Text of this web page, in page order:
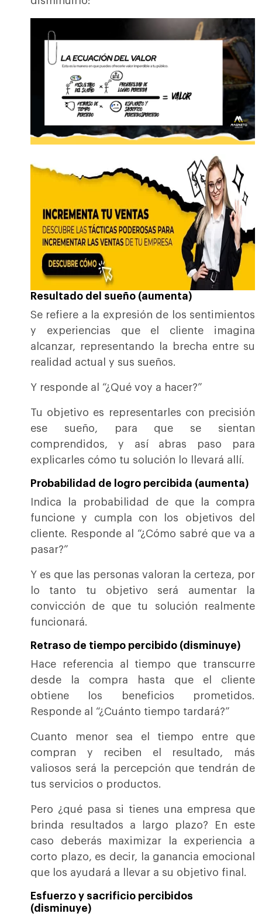
Resultado del sueño (aumenta)
Se refiere a la expresión de los sentimientos
y experiencias que el cliente imagina
alcanzar, representando la brecha entre su
realidad actual y sus sueños.
Y responde al “¿Qué voy a hacer?”
Tu objetivo es representarles con precisión
ese sueño, para que se sientan
comprendidos, y así abras paso para
explicarles cómo tu solución lo llevará allí.
Probabilidad de logro percibida (aumenta)
Indica la probabilidad de que la compra
funcione y cumpla con los objetivos del
cliente. Responde al “¿Cómo sabré que va a
pasar?”
Y es que las personas valoran la certeza, por
lo tanto tu objetivo será aumentar la
convicción de que tu solución realmente
funcionará.
Retraso de tiempo percibido (disminuye)
Hace referencia al tiempo que transcurre
desde la compra hasta que el cliente
obtiene los beneficios prometidos.
Responde al “¿Cuánto tiempo tardará?”
Cuanto menor sea el tiempo entre que
compran y reciben el resultado, más
valiosos será la percepción que tendrán de
tus servicios o productos.
Pero ¿qué pasa si tienes una empresa que
brinda resultados a largo plazo? En este
caso deberás maximizar la experiencia a
corto plazo, es decir, la ganancia emocional
que los ayudará a llevar a su objetivo final.
Esfuerzo y sacrificio percibidos
(disminuye)